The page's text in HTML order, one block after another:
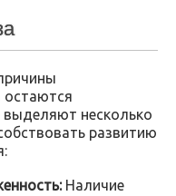
остаются
несколько
развитию
Наличие